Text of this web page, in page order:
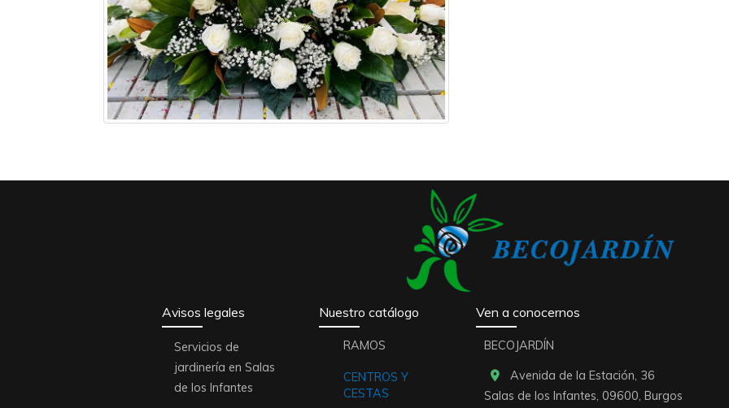
Avisos legales
Servicios de
jardinería en Salas
de los Infantes
Nuestro catálogo
RAMOS
CENTROS Y
CESTAS
Ven a conocernos
BECOJARDÍN
Avenida de la Estación, 36
Salas de los Infantes,09600,Burgos